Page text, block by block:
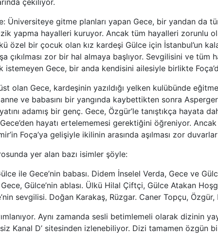
çekiliyor.
Üniversiteye gitme planları yapan Gece, bir yandan da
yapma hayalleri kuruyor. Ancak tüm hayalleri zorunlu
özel bir çocuk olan kız kardeşi Gülce için İstanbul’un
çıkılması zor bir hal almaya başlıyor. Sevgilisini ve tüm
istemeyen Gece, bir anda kendisini ailesiyle birlikte
olan Gece, kardeşinin yazıldığı yelken kulübünde
anne ve babasını bir yangında kaybettikten sonra
adamış bir genç. Gece, Özgür’le tanıştıkça hayata
hayatı ertelememesi gerektiğini öğreniyor.
Foça’ya gelişiyle ikilinin arasında aşılması zor
yer alan bazı isimler şöyle:
ile Gece’nin babası. Didem İnselel Verda, Gece ve
Gülce’nin ablası. Ülkü Hilal Çiftçi, Gülce Atakan
sevgilisi. Doğan Karakaş, Rüzgar. Caner Topçu, Özgür,
Aynı zamanda sesli betimlemeli olarak dizinin
Kanal D’ sitesinden izlenebiliyor. Dizi tamamen özgün